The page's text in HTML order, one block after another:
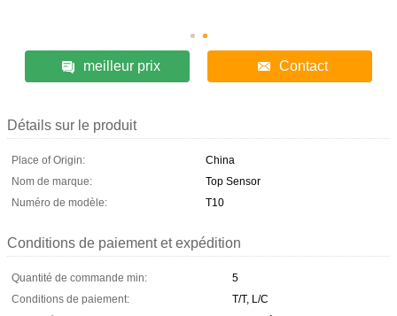
meilleur prix Contact
Détails sur le produit
Place of Origin:
China
Nom de marque:
Top Sensor
Numéro de modèle:
T10
Conditions de paiement et expédition
Quantité de commande min:
5
Conditions de paiement:
T/T, L/C